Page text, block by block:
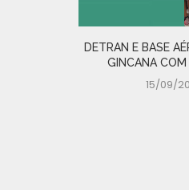
DETRAN E BASE
GINCANA COM
15/09/